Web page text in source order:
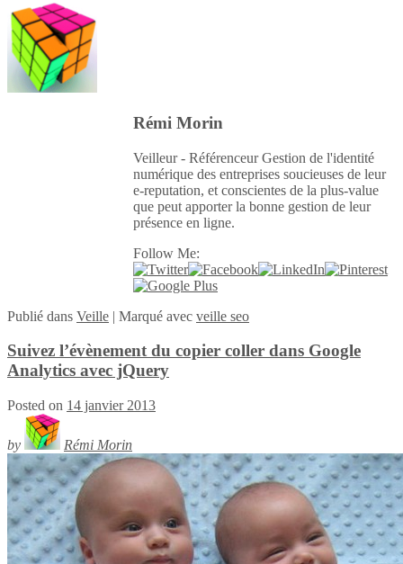
Rémi Morin
Veilleur - Référenceur Gestion de l'identité
numérique des entreprises soucieuses de leur
e-reputation, et conscientes de la plus-value
que peut apporter la bonne gestion de leur
présence en ligne.
Follow Me:
Publié dans Veille | Marqué avec veille seo
Suivez l’évènement du copier coller dans Google
Analytics avec jQuery
Posted on 14 janvier 2013
by Rémi Morin